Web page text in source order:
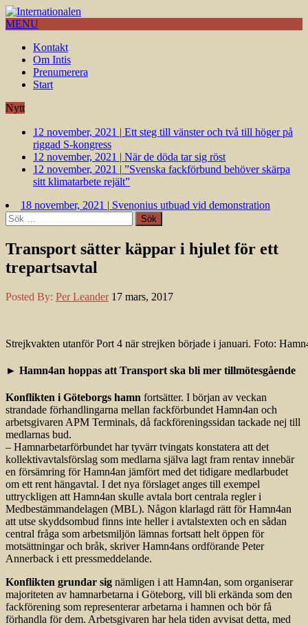
MENU
Kontakt
Om Intis
Prenumerera
Start
Nytt
12 november, 2021 | Ett steg till vänster och två till höger på
riggad S-kongress
12 november, 2021 | När de döda tar sig röst
12 november, 2021 | ”Svenska fackförbund behöver skärpa
sitt klimatarbete rejält”
18 november, 2021 | Svenonius utbuad vid demonstration
18 november, 2021
LO-ledningen ger upp ett landmärke
Sök
Transport sätter käppar i hjulet för ett
trepartsavtal
Konflikten i Göteborgs hamnfortsätter. I början av veckan
strandade förhandlingarna mellan fackförbundet Hamn4an och
arbetsgivaren APM Terminals, då fackföreningssidan tackade nej till
medlarnas bud.
– Hamnarbetarförbundet har tyvärr tvingats konstatera att det
kollektivavtalsförslag som medlarna själva lagt fram rentav innebär
en försämring för Hamn4an jämfört med det tidigare medlarbudet
om ett rent hängavtal. I det nya förslaget anges till exempel
uttryckligen att Hamn4an skulle avtala bort centrala regler i
Medbestämmandelagen (MBL). Någon klarlagd rätt för Hamn4an
att utse skyddsombud finns inte heller i avtalstexten och en sådan
central fråga som arbetsmiljön lämnas fortsatt helt öppen för
motsättningar och bråk, skriver Hamn4ans ordförande Peter
Konflikten grundar signämligen i att Hamn4an, som organiserar
majoriteten av hamnarbetarna i Göteborg, vill bli erkända som den
fackförening som representerar arbetarna i hamnen och bör få